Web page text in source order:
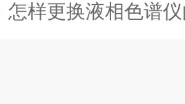
怎样更换液相色谱